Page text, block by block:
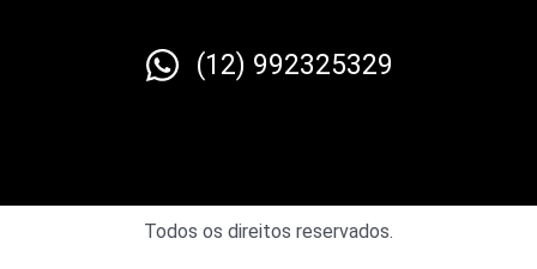
(12) 992325329
Todos os direitos reservados.